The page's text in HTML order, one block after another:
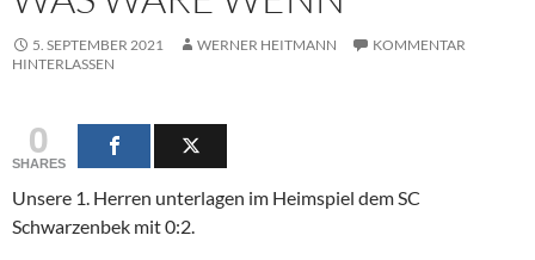
5. SEPTEMBER 2021 WERNER HEITMANN
KOMMENTAR
HINTERLASSEN
0
SHARES
Unsere 1. Herren unterlagen im Heimspiel dem SC
Schwarzenbek mit 0:2.